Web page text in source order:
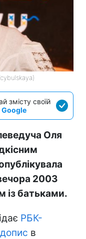
змісту своїй
Google
Оля
2003
із батьками.
РБК-
допис в